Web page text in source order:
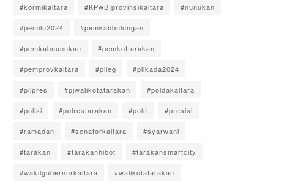
#kormikaltara #KPwBIprovinsikaltara #nunukan
#pemilu2024 #pemkabbulungan
#pemkabnunukan #pemkottarakan
#pemprovkaltara #pileg #pilkada2024
#pilpres #pjwalikotatarakan #poldakaltara
#polisi #polrestarakan #polri #presisi
#ramadan #senatorkaltara #syarwani
#tarakan #tarakanhibot #tarakansmartcity
#wakilgubernurkaltara #walikotatarakan